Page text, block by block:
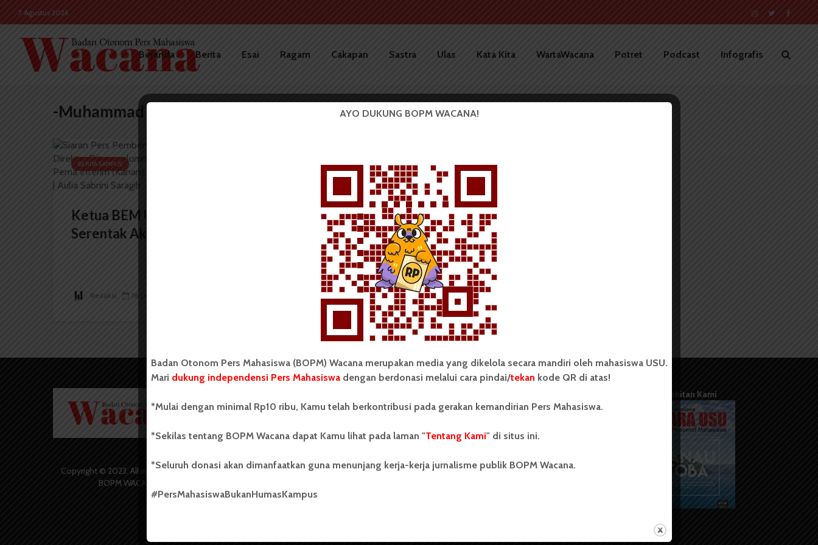
7 Agustus 2026
Beranda Berita Esai Ragam Cakapan Sastra Ulas Kata Kita WartaWacana Potret Podcast Infografis
-Muhammad Aziz
BERITA KAMPUS
Ketua BEM USU: Pemira
Serentak Akan Diadakan...
Redaksi 18 Desember 2023
Copyright © 2023. All rights reserved
BOPM WACANA.
Wacana merupakan pers mahasiswa
secara mandiri oleh mahasiswa
Universitas Sumatera Utara (USU).
salah satu Unit Kegiatan Mahasiswa
dengan nama Pers Mahasiswa SUARA
USU yang berdiri pada 1 Juli 1995.
Info Iklan
Pedoman Media Siber
Terbitan Kami
AYO DUKUNG BOPM WACANA!
Badan Otonom Pers Mahasiswa (BOPM) Wacana merupakan media yang dikelola secara mandiri oleh mahasiswa USU.
Mari dukung independensi Pers Mahasiswadengan berdonasi melalui cara pindai/tekan kode QR di atas!
*Mulai dengan minimal Rp10 ribu, Kamu telah berkontribusi pada gerakan kemandirian Pers Mahasiswa.
*Sekilas tentang BOPM Wacana dapat Kamu lihat pada laman "Tentang Kami" di situs ini.
*Seluruh donasi akan dimanfaatkan guna menunjang kerja-kerja jurnalisme publik BOPM Wacana.
#PersMahasiswaBukanHumasKampus